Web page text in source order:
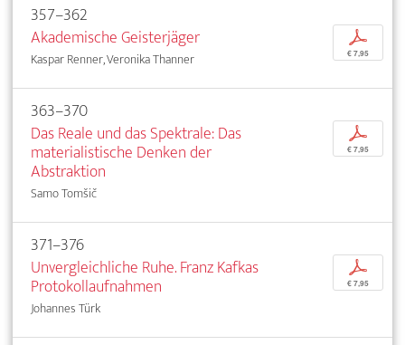
357–362
Akademische Geisterjäger
Kaspar Renner, Veronika Thanner
p
€ 7,95
363–370
Das Reale und das Spektrale: Das
materialistische Denken der
Abstraktion
Samo Tomšič
p
€ 7,95
371–376
Unvergleichliche Ruhe. Franz Kafkas
Protokollaufnahmen
Johannes Türk
p
€ 7,95